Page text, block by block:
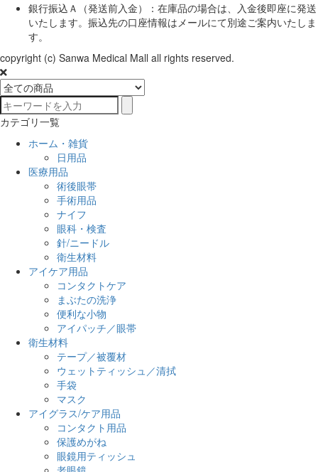
銀行振込Ａ（発送前入金）：在庫品の場合は、入金後即座に発送
いたします。振込先の口座情報はメールにて別途ご案内いたしま
す。
copyright (c) Sanwa Medical Mall all rights reserved.
カテゴリ一覧
ホーム・雑貨
日用品
医療用品
術後眼帯
手術用品
ナイフ
眼科・検査
針/ニードル
衛生材料
アイケア用品
コンタクトケア
まぶたの洗浄
便利な小物
アイパッチ／眼帯
衛生材料
テープ／被覆材
ウェットティッシュ／清拭
手袋
マスク
アイグラス/ケア用品
コンタクト用品
保護めがね
眼鏡用ティッシュ